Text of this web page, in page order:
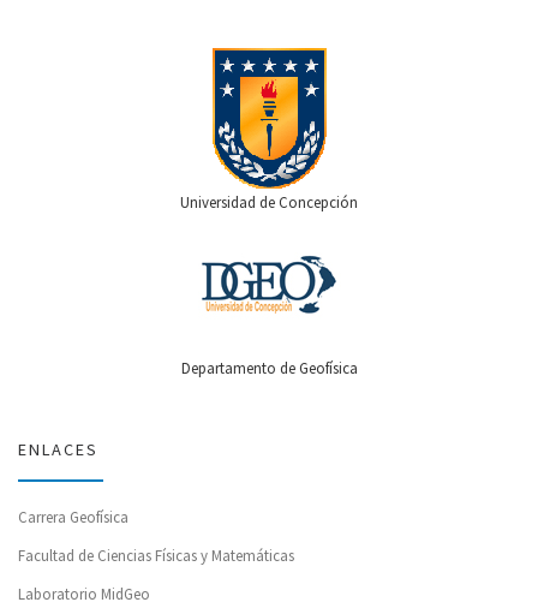
Universidad de Concepción
Departamento de Geofísica
ENLACES
Carrera Geofísica
Facultad de Ciencias Físicas y Matemáticas
Laboratorio MidGeo